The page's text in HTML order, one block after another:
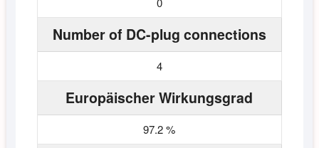
Number of DC-plug connections
4
Europäischer Wirkungsgrad
97.2 %